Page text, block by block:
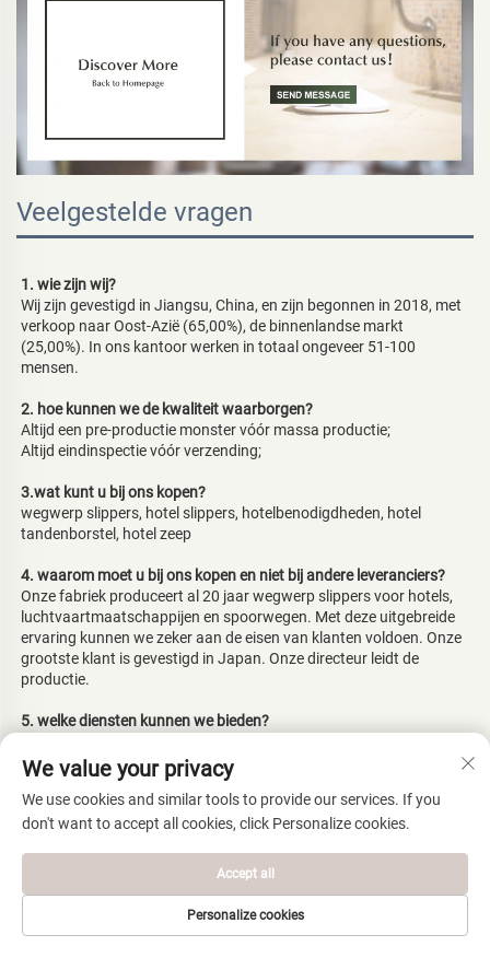
Veelgestelde vragen
1. wie zijn wij?
Wij zijn gevestigd in Jiangsu, China, en zijn begonnen in 2018, met
verkoop naar Oost-Azië (65,00%), de binnenlandse markt
(25,00%). In ons kantoor werken in totaal ongeveer 51-100
mensen.
2. hoe kunnen we de kwaliteit waarborgen?
Altijd een pre-productie monster vóór massa productie;
Altijd eindinspectie vóór verzending;
3.wat kunt u bij ons kopen?
wegwerp slippers, hotel slippers, hotelbenodigdheden, hotel
tandenborstel, hotel zeep
4. waarom moet u bij ons kopen en niet bij andere leveranciers?
Onze fabriek produceert al 20 jaar wegwerp slippers voor hotels,
luchtvaartmaatschappijen en spoorwegen. Met deze uitgebreide
ervaring kunnen we zeker aan de eisen van klanten voldoen. Onze
grootste klant is gevestigd in Japan. Onze directeur leidt de
productie.
5. welke diensten kunnen we bieden?
Geaccepteerde Betalingsvaluta:USD;
Geaccepteerde betalingswijze: T/T, Contant;
Gesproken taal: Engels, Chinees
GERELATEERD PRODUCT
We value your privacy
We use cookies and similar tools to provide our services. If you
don't want to accept all cookies, click Personalize cookies.
Personalize cookies
Accept all